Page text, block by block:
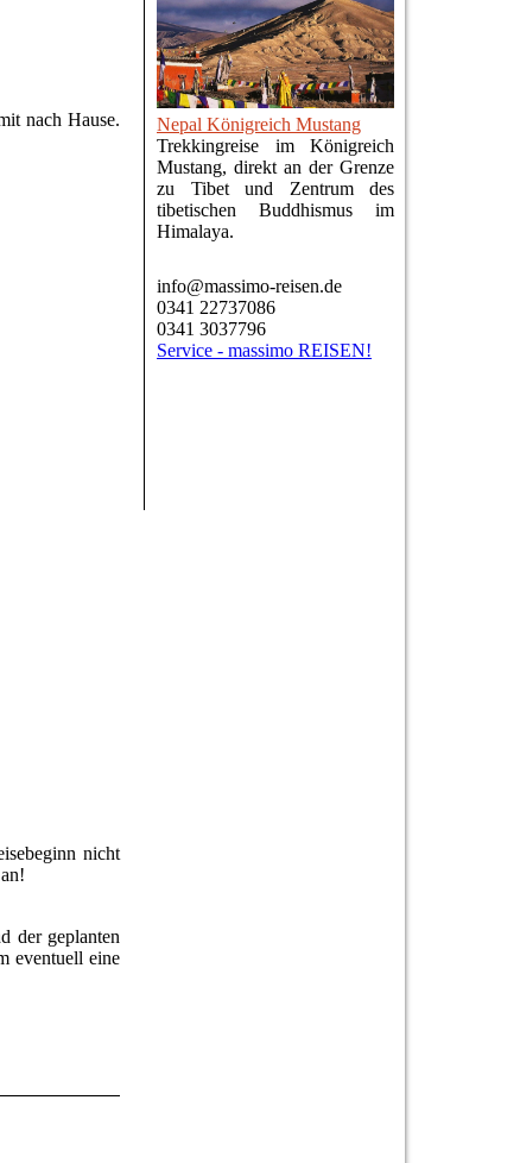
nach Hause.
nicht
an!
der geplanten
eventuell eine
Nepal Königreich Mustang
Trekkingreise im Königreich
Mustang, direkt an der Grenze
zu Tibet und Zentrum des
tibetischen Buddhismus im
Himalaya.
info@massimo-reisen.de
0341 22737086
0341 3037796
Service - massimo REISEN!